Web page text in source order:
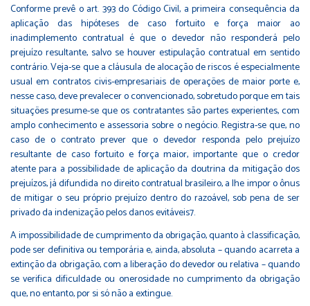
Conforme prevê o art. 393 do Código Civil, a primeira consequência da
aplicação das hipóteses de caso fortuito e força maior ao
inadimplemento contratual é que o devedor não responderá pelo
prejuízo resultante, salvo se houver estipulação contratual em sentido
contrário. Veja-se que a cláusula de alocação de riscos é especialmente
usual em contratos civis-empresariais de operações de maior porte e,
nesse caso, deve prevalecer o convencionado, sobretudo porque em tais
situações presume-se que os contratantes são partes experientes, com
amplo conhecimento e assessoria sobre o negócio. Registra-se que, no
caso de o contrato prever que o devedor responda pelo prejuízo
resultante de caso fortuito e força maior, importante que o credor
atente para a possibilidade de aplicação da doutrina da mitigação dos
prejuízos, já difundida no direito contratual brasileiro, a lhe impor o ônus
de mitigar o seu próprio prejuízo dentro do razoável, sob pena de ser
privado da indenização pelos danos evitáveis7.
A impossibilidade de cumprimento da obrigação, quanto à classificação,
pode ser definitiva ou temporária e, ainda, absoluta – quando acarreta a
extinção da obrigação, com a liberação do devedor ou relativa – quando
se verifica dificuldade ou onerosidade no cumprimento da obrigação
que, no entanto, por si só não a extingue.